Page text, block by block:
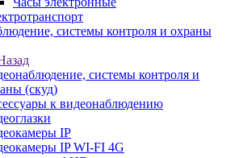
системы контроля и охраны
системы контроля и
(скуд)
к видеонаблюдению
IP
IP WI-FI 4G